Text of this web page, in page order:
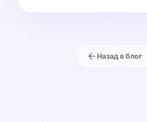
Назад в блог